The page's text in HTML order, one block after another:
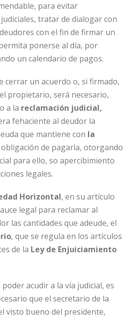
para evitar
tratar de dialogar con
con el fin de firmar un
ponerse al día, por
un calendario de pagos.
cerrar un acuerdo o, si firmado,
propietario, será necesario,
a la reclamación judicial,
fehaciente al deudor la
que mantiene con la
de pagarla, otorgando
para ello, so apercibimiento
legales.
Horizontal, en su artículo
legal para reclamar al
las cantidades que adeude, el
, que se regula en los artículos
de la Ley de Enjuiciamiento
acudir a la vía judicial, es
que el secretario de la
visto bueno del presidente,